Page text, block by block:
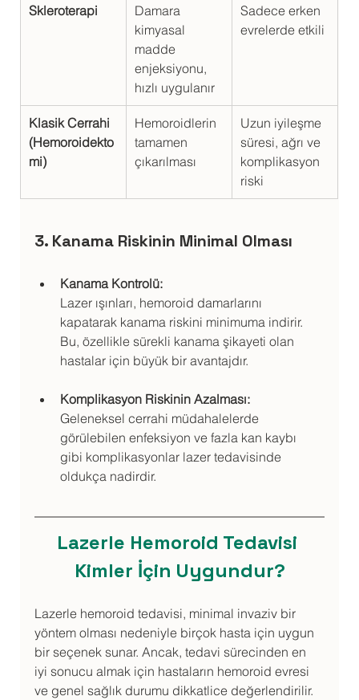
Skleroterapi
Damara
kimyasal
madde
enjeksiyonu,
hızlı uygulanır
Sadece erken
evrelerde etkili
Klasik Cerrahi
(Hemoroidekto
mi)
Hemoroidlerin
tamamen
çıkarılması
Uzun iyileşme
süresi, ağrı ve
komplikasyon
riski
3. Kanama Riskinin Minimal Olması
Kanama Kontrolü:
Lazer ışınları, hemoroid damarlarını
kapatarak kanama riskini minimuma indirir.
Bu, özellikle sürekli kanama şikayeti olan
hastalar için büyük bir avantajdır.
Komplikasyon Riskinin Azalması:
Geleneksel cerrahi müdahalelerde
görülebilen enfeksiyon ve fazla kan kaybı
gibi komplikasyonlar lazer tedavisinde
oldukça nadirdir.
Lazerle Hemoroid Tedavisi
Kimler İçin Uygundur?
Lazerle hemoroid tedavisi, minimal invaziv bir
yöntem olması nedeniyle birçok hasta için uygun
bir seçenek sunar. Ancak, tedavi sürecinden en
iyi sonucu almak için hastaların hemoroid evresi
ve genel sağlık durumu dikkatlice değerlendirilir.